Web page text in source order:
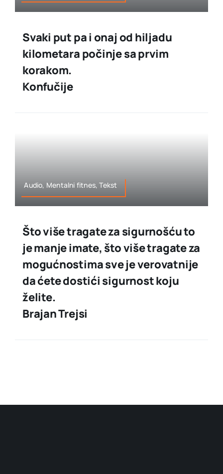
Svaki put pa i onaj od hiljadu
kilometara počinje sa prvim
korakom.
Konfučije
Audio, Mentalni fitnes, Tekst
Što više tragate za sigurnošću to
je manje imate, što više tragate za
mogućnostima sve je verovatnije
da ćete dostići sigurnost koju
želite.
Brajan Trejsi